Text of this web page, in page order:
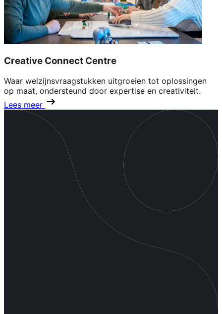
Creative Connect Centre
Waar welzijnsvraagstukken uitgroeien tot oplossingen
op maat, ondersteund door expertise en creativiteit.
Lees meer